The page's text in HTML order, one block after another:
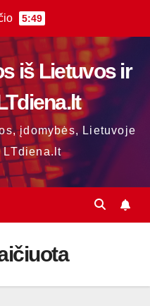
5:49
iš Lietuvos ir
įdomybės, Lietuvoje
LTdiena.lt